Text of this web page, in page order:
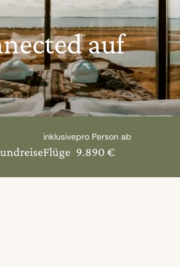
Jetzt Anfrage senden
auf
inklusive
Flüge
pro Person ab
9.890 €